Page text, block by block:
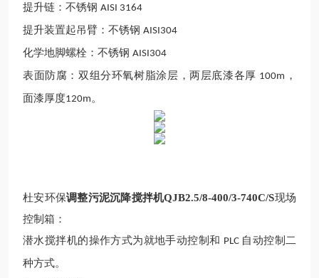
提升链：不锈钢 AISI 3164
提升装置起吊臂：不锈钢 AISI304
化学地脚螺栓：不锈钢 AISI304
表面防腐：双组分环氧树脂涂层，两层底漆各厚 100m ，
面漆厚度120m 。
杜安环保调整污泥沉降搅拌机QJB2.5/8-400/3-740C/S现场
控制 箱：
潜水搅拌机的操作方式为就地手动控制和 PLC 自动控制二
种方式。